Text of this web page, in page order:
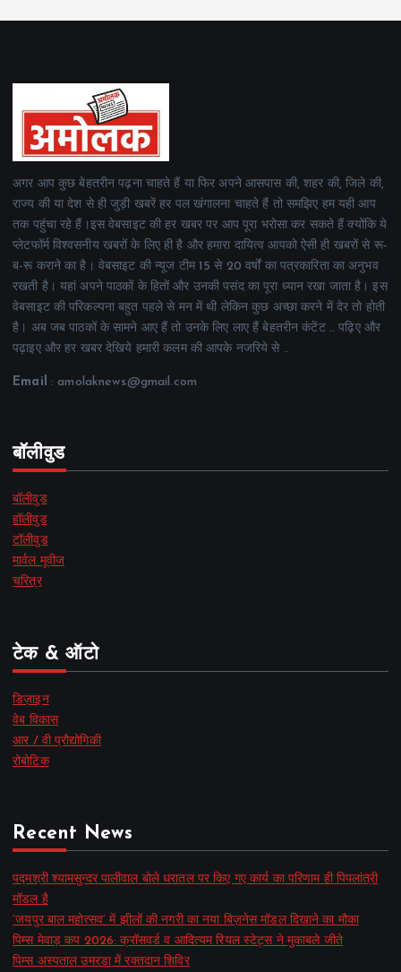
अगर आप कुछ बेहतरीन पढ़ना चाहते हैं या फिर अपने आसपास की, शहर की, जिले की,
राज्य की या देश से ही जुड़ी खबरें हर पल खंगालना चाहते हैं तो समझिए हम यही आप
तक पहुंचा रहे हैं।इस वेबसाइट की हर खबर पर आप पूरा भरोसा कर सकते हैं क्योंकि ये
प्लेटफॉर्म विश्वसनीय खबरों के लिए ही है और हमारा दायित्व आपको ऐसी ही खबरों से रू-
ब-रू कराने का है। वेबसाइट की न्यूज टीम 15 से 20 वर्षों का पत्रकारिता का अनुभव
रखती है। यहां अपने पाठकों के हितों और उनकी पसंद का पूरा ध्यान रखा जाता है। इस
वेबसाइट की परिकल्पना बहुत पहले से मन में थी लेकिन कुछ अच्छा करने में देर तो होती
है। अब जब पाठकों के सामने आए हैं तो उनके लिए लाए हैं बेहतरीन कंटेंट .. पढ़िए और
पढ़ाइए और हर खबर देखिये हमारी कलम की आपके नजरिये से ..
Email : amolaknews@gmail.com
बॉलीवुड
बॉलीवुड
हॉलीवुड
टॉलीवुड
मार्वल मूवीज
चरित्र
टेक & ऑटो
डिज़ाइन
वेब विकास
आर / वी प्रौद्योगिकी
रोबोटिक
Recent News
पद्मश्री श्यामसुन्दर पालीवाल बोले धरातल पर किए गए कार्य का परिणाम ही पिपलांत्री
मॉडल है
‘जयपुर बाल महोत्सव’ में झीलों की नगरी का नया बिज़नेस मॉडल दिखाने का मौका
पिम्स मेवाड़ कप 2026: क्रॉसवर्ड व आदित्यम रियल स्टेट्स ने मुकाबले जीते
पिम्स अस्पताल उमरडा में रक्तदान शिविर